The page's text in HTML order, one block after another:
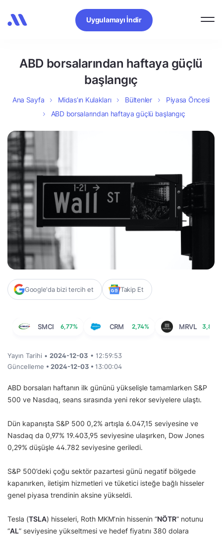
Uygulamayı İndir
ABD borsalarından haftaya güçlü
başlangıç
Ana Sayfa Midas’ın Kulakları Bültenler
Piyasa Öncesi
ABD borsalarından haftaya güçlü başlangıç
Google'da bizi tercih et Takip Et
SMCI 6,77% CRM 2,74% MRVL 3,87%
Yayın Tarihi • 2024-12-03 • 12:59:53
Güncelleme • 2024-12-03 • 13:00:04
ABD borsaları haftanın ilk gününü yükselişle tamamlarken S&P
500 ve Nasdaq, seans sırasında yeni rekor seviyelere ulaştı.
Dün kapanışta S&P 500 0,2% artışla 6.047,15 seviyesine ve
Nasdaq da 0,97% 19.403,95 seviyesine ulaşırken, Dow Jones
0,29% düşüşle 44.782 seviyesine geriledi.
S&P 500’deki çoğu sektör pazartesi günü negatif bölgede
kapanırken, iletişim hizmetleri ve tüketici isteğe bağlı hisseler
genel piyasa trendinin aksine yükseldi.
Tesla (TSLA) hisseleri, Roth MKM’nin hissenin “NÖTR” notunu
“AL” seviyesine yükseltmesi ve hedef fiyatını 380 dolara